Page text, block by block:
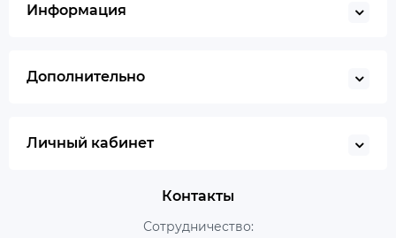
Информация
Дополнительно
Личный кабинет
Контакты
Сотрудничество: